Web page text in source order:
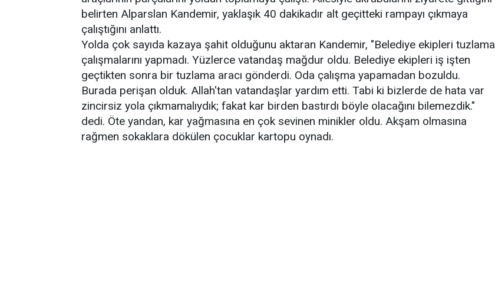
belirten Alparslan Kandemir, yaklaşık 40 dakikadır alt geçitteki rampayı çıkmaya
çalıştığını anlattı.
Yolda çok sayıda kazaya şahit olduğunu aktaran Kandemir, "Belediye ekipleri tuzlama
çalışmalarını yapmadı. Yüzlerce vatandaş mağdur oldu. Belediye ekipleri iş işten
geçtikten sonra bir tuzlama aracı gönderdi. Oda çalışma yapamadan bozuldu.
Burada perişan olduk. Allah'tan vatandaşlar yardım etti. Tabi ki bizlerde de hata var
zincirsiz yola çıkmamalıydık; fakat kar birden bastırdı böyle olacağını bilemezdik."
dedi. Öte yandan, kar yağmasına en çok sevinen minikler oldu. Akşam olmasına
rağmen sokaklara dökülen çocuklar kartopu oynadı.